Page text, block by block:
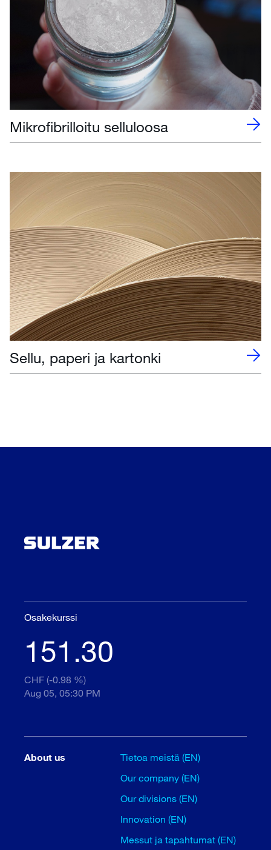
Mikrofibrilloitu selluloosa
Sellu, paperi ja kartonki
Osakekurssi
151.30
CHF (-0.98 %)
Aug 05, 05:30 PM
About us
Tietoa meistä (EN)
Our company (EN)
Our divisions (EN)
Innovation (EN)
Messut ja tapahtumat (EN)